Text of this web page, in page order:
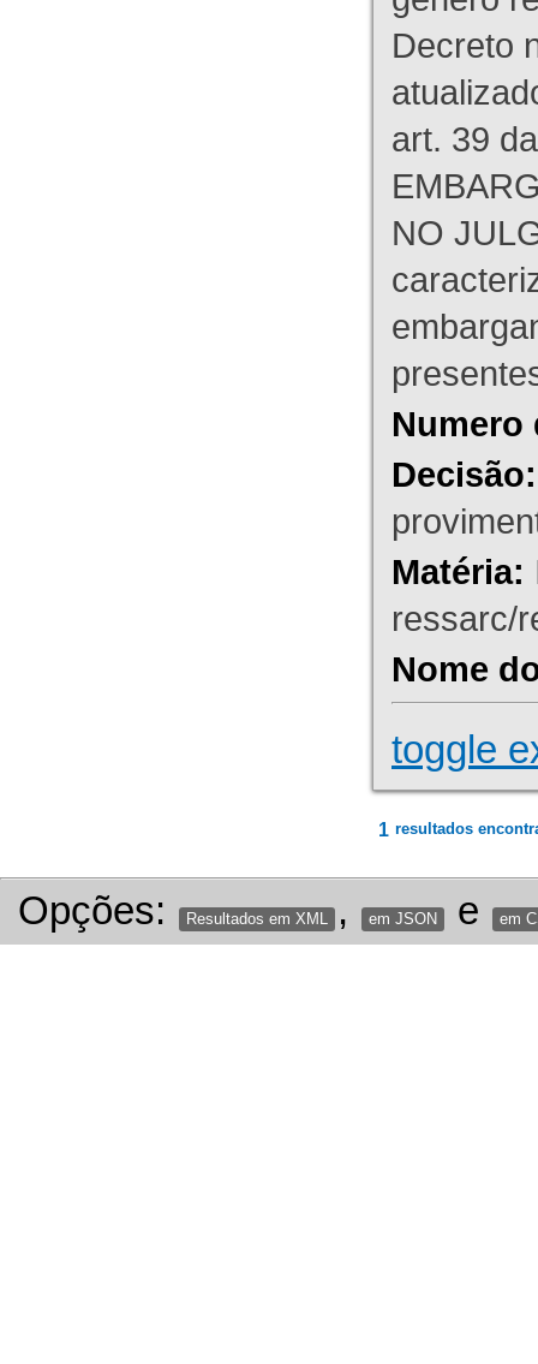
Decreto
art. 39
NO
Numero
Decisão:
Matéria:
ressarc/
Nome
toggle
1 resultados
Opções: Resultados em XML , em JSON e em